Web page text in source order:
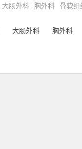
大肠外科 胸外科 骨软组
大肠外科 胸外科